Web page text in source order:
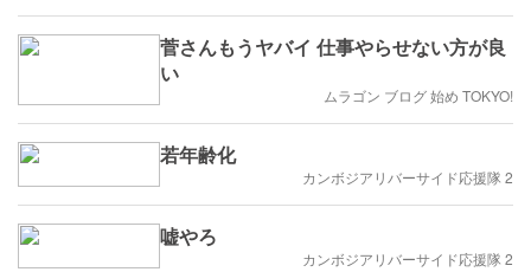
菅さんもうヤバイ 仕事やらせない方が良
い
ムラゴン ブログ 始め TOKYO!
若年齢化
カンボジアリバーサイド応援隊 2
嘘やろ
カンボジアリバーサイド応援隊 2